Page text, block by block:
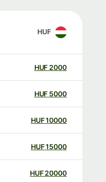
HUF
2000
HUF
5000
HUF
10000
HUF
15000
HUF
20000
HUF